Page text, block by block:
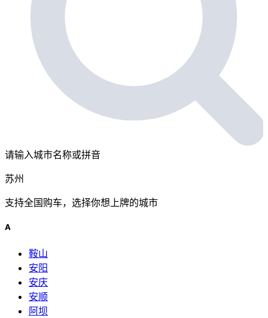
请输入城市名称或拼音
苏州
支持全国购车，选择你想上牌的城市
A
鞍山
安阳
安庆
安顺
阿坝